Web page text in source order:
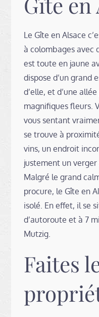
Le Gîte en Alsace
à colombages avec
est toute en jaune
dispose d’un grand
d’elle, et d’une
magnifiques fleurs.
vous sentant
se trouve à
vins, un endroit
justement un
Malgré le grand
procure, le Gîte en
isolé. En effet, il se
d’autoroute et à 7
Mutzig.
Faites